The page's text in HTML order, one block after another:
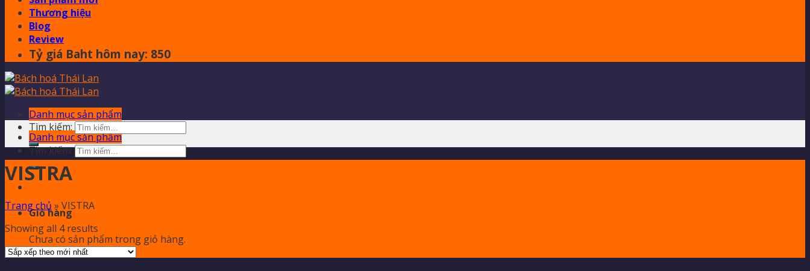
Thương hiệu
Blog
Review
Tỷ giá Baht hôm nay: 850
Danh mục sản phẩm
Danh mục sản phẩm
Tìm kiếm:
Giỏ hàng
Chưa có sản phẩm trong giỏ hàng.
Tìm kiếm:
VISTRA
Trang chủ » VISTRA
Showing all 4 results